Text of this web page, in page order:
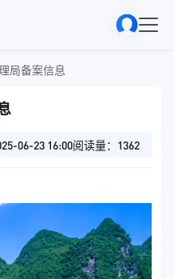
局备案信息
06-23 16:00阅读量：1362